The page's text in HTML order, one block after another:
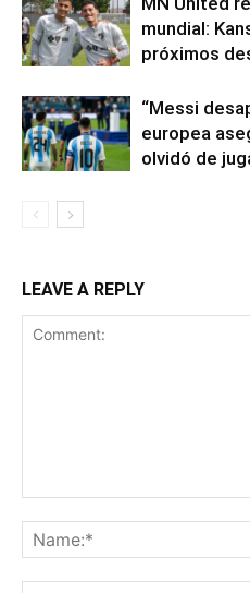
mundial:
próximos
“Messi
europea
olvidó de
LEAVE A REPLY